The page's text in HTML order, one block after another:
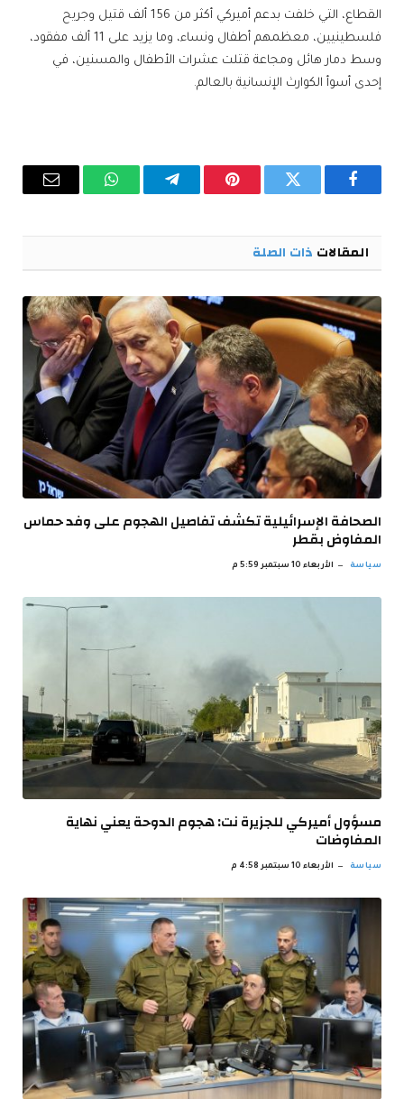
القطاع، التي خلفت بدعم أميركي أكثر من 156 ألف قتيل وجريح
فلسطينيين، معظمهم أطفال ونساء، وما يزيد على 11 ألف مفقود،
وسط دمار هائل ومجاعة قتلت عشرات الأطفال والمسنين، في
إحدى أسوأ الكوارث الإنسانية بالعالم.
فيسبوك تويتر بينتيريستتيلقرام واتساب البريد
المقالات ذات الصلة
الصحافة الإسرائيلية تكشف تفاصيل الهجوم على وفد حماس
المفاوض بقطر
سياسة الأربعاء 10 سبتمبر 5:59 م
مسؤول أميركي للجزيرة نت: هجوم الدوحة يعني نهاية
المفاوضات
سياسة الأربعاء 10 سبتمبر 4:58 م